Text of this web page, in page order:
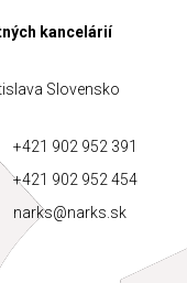
kancelárií
Slovensko
+421 902 952 391
+421 902 952 454
narks@narks.sk